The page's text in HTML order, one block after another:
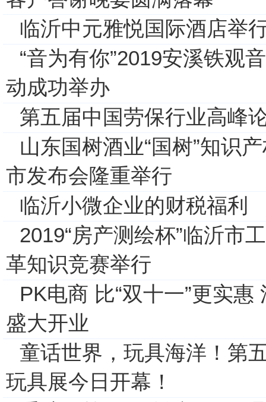
临沂中元雅悦国际酒店举
“音为有你”2019安溪铁观
动成功举办
第五届中国劳保行业高峰
山东国树酒业“国树”知识
市发布会隆重举行
临沂小微企业的财税福利
2019“房产测绘杯”临沂市
革知识竞赛举行
PK电商 比“双十一”更实
盛大开业
童话世界，玩具海洋！第
玩具展今日开幕！